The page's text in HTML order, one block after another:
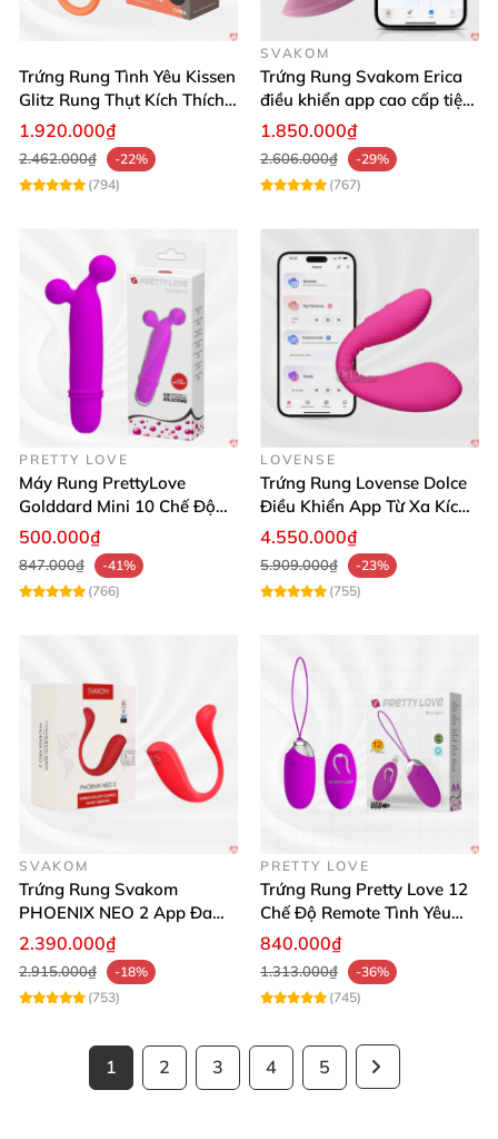
Trứng Rung Tình Yêu Kissen
Glitz Rung Thụt Kích Thích
Mua Ngay
1.920.000₫
2.462.000₫
-22%
(794)
SVAKOM
Trứng Rung Svakom Erica
điều khiển app cao cấp tiện
lợi
1.850.000₫
2.606.000₫
-29%
(767)
PRETTY LOVE
Máy Rung PrettyLove
Golddard Mini 10 Chế Độ
Kích Thích Cực Sướng
500.000₫
847.000₫
-41%
(766)
LOVENSE
Trứng Rung Lovense Dolce
Điều Khiển App Từ Xa Kích
Thích
4.550.000₫
5.909.000₫
-23%
(755)
SVAKOM
Trứng Rung Svakom
PHOENIX NEO 2 App Đa
Chức Năng Hấp Dẫn
2.390.000₫
2.915.000₫
-18%
(753)
PRETTY LOVE
Trứng Rung Pretty Love 12
Chế Độ Remote Tình Yêu
Kích Thích
840.000₫
1.313.000₫
-36%
(745)
1 2 3 4 5